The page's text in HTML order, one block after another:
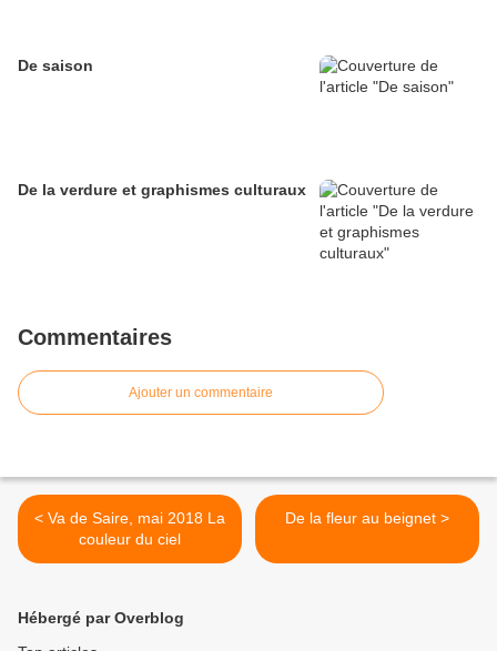
De saison
De la verdure et graphismes culturaux
Commentaires
Ajouter un commentaire
< Va de Saire, mai 2018 La
couleur du ciel
De la fleur au beignet >
Hébergé par Overblog